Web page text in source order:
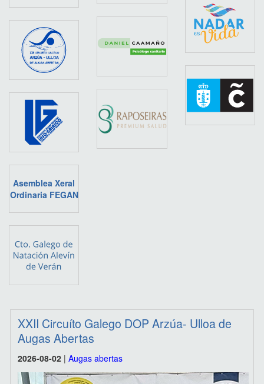
Asemblea Xeral
Ordinaria FEGAN
XXII Circuíto Galego DOP Arzúa- Ulloa de
Augas Abertas
2026-08-02 | Augas abertas